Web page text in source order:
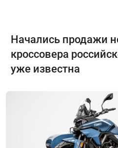
Начались продажи
кроссовера
уже известна